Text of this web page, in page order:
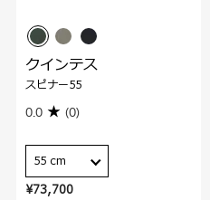
¥73,700
クインテス
スピナー55
0.0 (0)
55 cm